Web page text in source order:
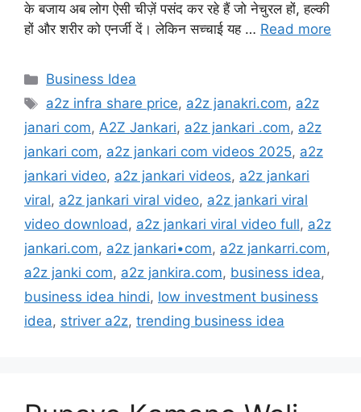
के बजाय अब लोग ऐसी चीज़ें पसंद कर रहे हैं जो नेचुरल हों, हल्की
हों और शरीर को एनर्जी दें। लेकिन सच्चाई यह … Read more
Categories
Business Idea
Tags
a2z infra share price, a2z janakri.com, a2z
janari com, A2Z Jankari, a2z jankari .com, a2z
jankari com, a2z jankari com videos 2025, a2z
jankari video, a2z jankari videos, a2z jankari
viral, a2z jankari viral video, a2z jankari viral
video download, a2z jankari viral video full, a2z
jankari.com, a2z jankari•com, a2z jankarri.com,
a2z janki com, a2z jankira.com, business idea,
business idea hindi, low investment business
idea, striver a2z, trending business idea